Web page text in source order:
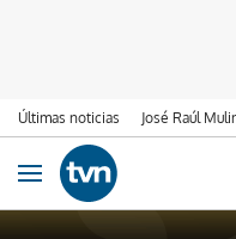
Últimas noticias José Raúl
Ir al contenido
Obrir navegació